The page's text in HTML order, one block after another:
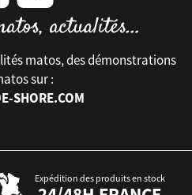
matos, des démonstrations
sur :
SHORE.COM
Expédition des produits en stock